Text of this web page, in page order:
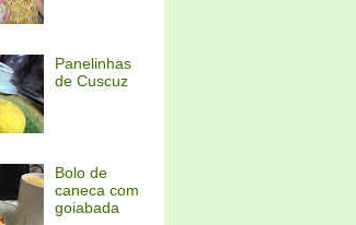
Panelinhas
de Cuscuz
Bolo de
caneca com
goiabada